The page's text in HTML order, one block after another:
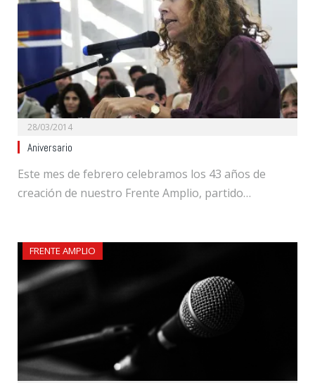
28/03/2014
Aniversario
Este mes de febrero celebramos los 43 años de
creación de nuestro Frente Amplio, partido…
FRENTE AMPLIO